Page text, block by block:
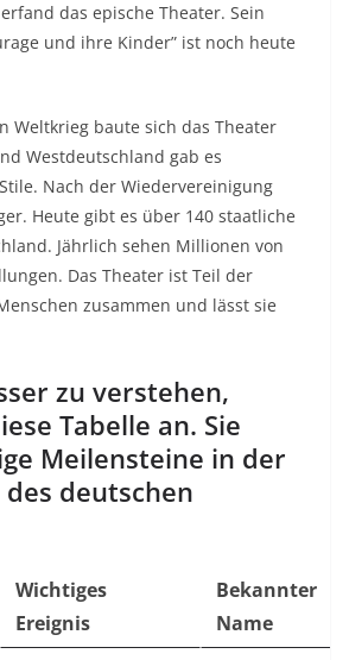
das epische Theater. Sein
und ihre Kinder” ist noch heute
Weltkrieg baute sich das Theater
Westdeutschland gab es
Nach der Wiedervereinigung
Heute gibt es über 140 staatliche
Jährlich sehen Millionen von
Das Theater ist Teil der
zusammen und lässt sie
zu verstehen,
Tabelle an. Sie
Meilensteine in der
deutschen
Wichtiges
Ereignis
Bekannter
Name